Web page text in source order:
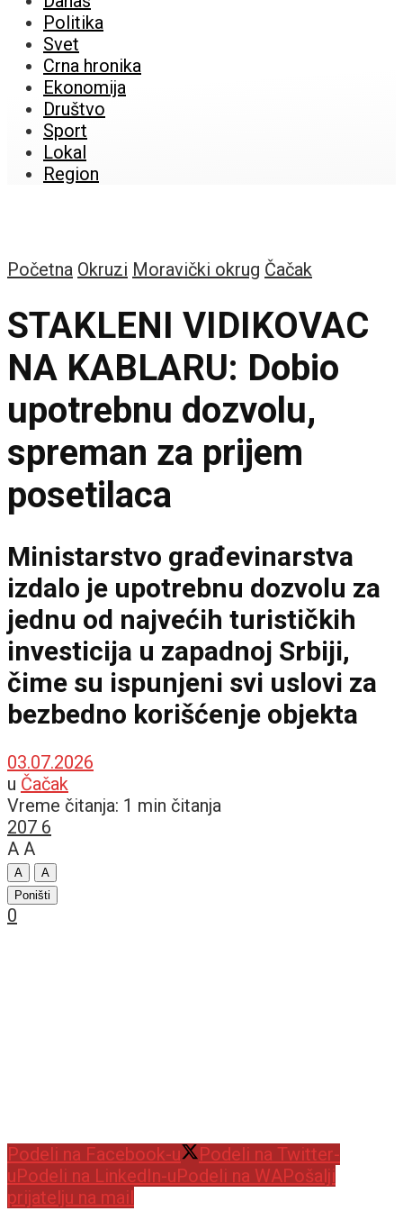
Politika
Svet
Crna hronika
Ekonomija
Društvo
Sport
Lokal
Region
Početna Okruzi Moravički okrug Čačak
STAKLENI VIDIKOVAC
NA KABLARU: Dobio
upotrebnu dozvolu,
spreman za prijem
posetilaca
Ministarstvo građevinarstva
izdalo je upotrebnu dozvolu za
jednu od najvećih turističkih
investicija u zapadnoj Srbiji,
čime su ispunjeni svi uslovi za
bezbedno korišćenje objekta
03.07.2026
u Čačak
Vreme čitanja: 1 min čitanja
207 6
A A
A
A
Poništi
0
Podeli na Facebook-u
Podeli na Twitter-
u Podeli na LinkedIn-u Podeli na WAPošalji
prijatelju na mail